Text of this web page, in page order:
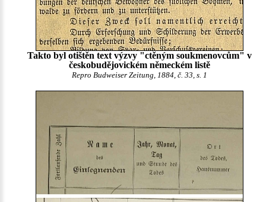
Takto byl otištěn text výzvy "ctěným soukmenovcům" v
českobudějovickém německém listě
Repro Budweiser Zeitung, 1884, č. 33, s. 1